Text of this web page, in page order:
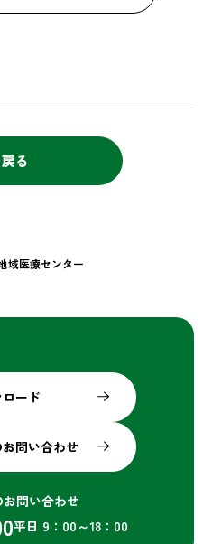
る
域医療センター
ード
問い合わせ
問い合わせ
平日 9：00～18：00